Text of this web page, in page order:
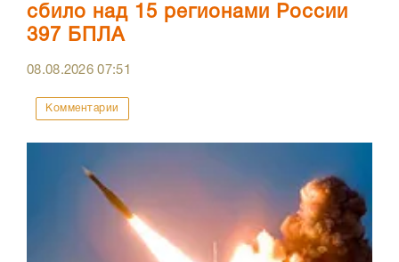
сбило над 15 регионами России
397 БПЛА
08.08.202607:51
Комментарии